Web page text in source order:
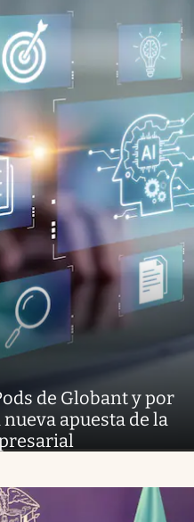
de Globant y por
apuesta de la